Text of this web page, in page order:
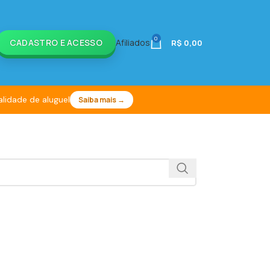
CADASTRO E ACESSO Afiliados 0 R$ 0,00
de aluguel Saiba mais →